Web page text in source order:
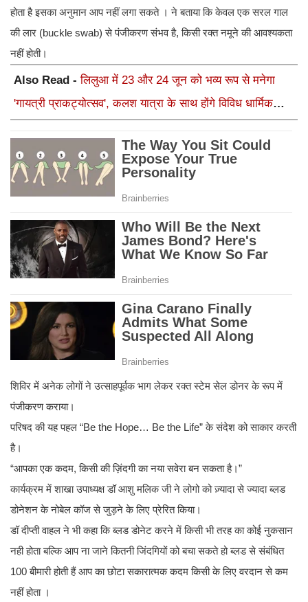
होता है इसका अनुमान आप नहीं लगा सकते । ने बताया कि केवल एक सरल गाल
की लार (buckle swab) से पंजीकरण संभव है, किसी रक्त नमूने की आवश्यकता
नहीं होती।
Also Read -लिलुआ में 23 और 24 जून को भव्य रूप से मनेगा
'गायत्री प्राकट्योत्सव', कलश यात्रा के साथ होंगे विविध धार्मिक
शिविर में अनेक लोगों ने उत्साहपूर्वक भाग लेकर रक्त स्टेम सेल डोनर के रूप में
पंजीकरण कराया।
परिषद की यह पहल “Be the Hope… Be the Life” के संदेश को साकार करती
है।
“आपका एक कदम, किसी की ज़िंदगी का नया सवेरा बन सकता है।”
कार्यक्रम में शाखा उपाध्यक्ष डॉ आशु मलिक जी ने लोगो को ज़्यादा से ज्यादा ब्लड
डोनेशन के नोबेल कॉज से जुड़ने के लिए प्रेरित किया।
डॉ दीप्ती वाहल ने भी कहा कि ब्लड डोनेट करने में किसी भी तरह का कोई नुकसान
नही होता बल्कि आप ना जाने कितनी जिंदगियों को बचा सकते हो ब्लड से संबंधित
100 बीमारी होती हैं आप का छोटा सकारात्मक कदम किसी के लिए वरदान से कम
नहीं होता ।